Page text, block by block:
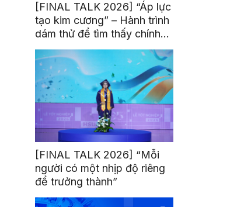
[FINAL TALK 2026] “Áp lực
tạo kim cương” – Hành trình
dám thử để tìm thấy chính
mình
[FINAL TALK 2026] “Mỗi
người có một nhịp độ riêng
để trưởng thành”